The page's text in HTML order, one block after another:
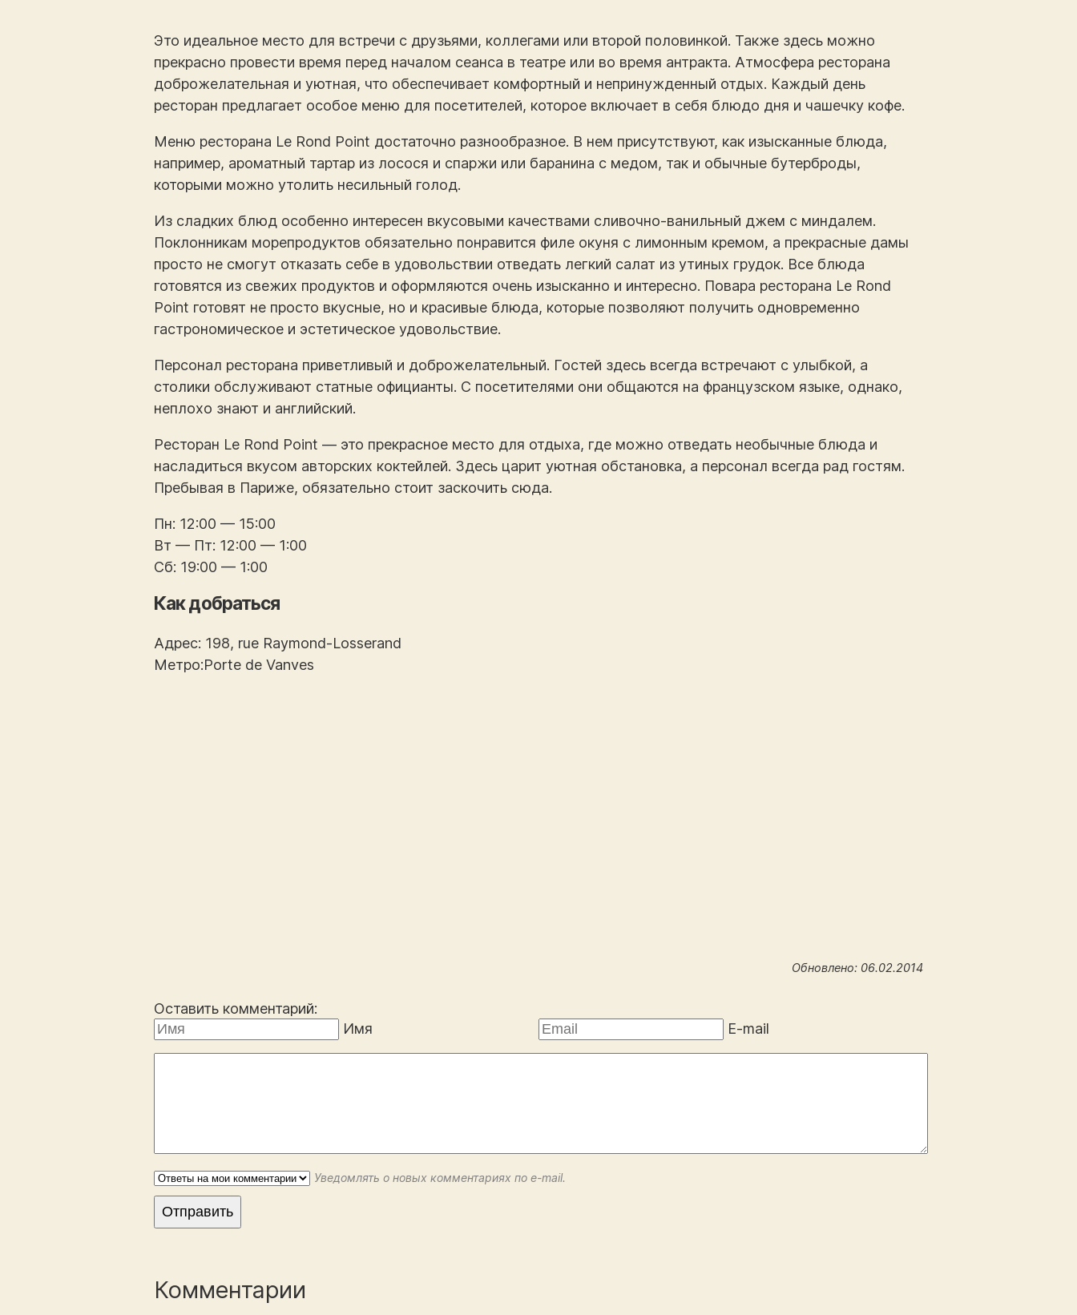
Это идеальное место для встречи с друзьями, коллегами или второй половинкой. Также здесь можно
прекрасно провести время перед началом сеанса в театре или во время антракта. Атмосфера ресторана
доброжелательная и уютная, что обеспечивает комфортный и непринужденный отдых. Каждый день
ресторан предлагает особое меню для посетителей, которое включает в себя блюдо дня и чашечку кофе.
Меню ресторана Le Rond Point достаточно разнообразное. В нем присутствуют, как изысканные блюда,
например, ароматный тартар из лосося и спаржи или баранина с медом, так и обычные бутерброды,
которыми можно утолить несильный голод.
Из сладких блюд особенно интересен вкусовыми качествами сливочно-ванильный джем с миндалем.
Поклонникам морепродуктов обязательно понравится филе окуня с лимонным кремом, а прекрасные дамы
просто не смогут отказать себе в удовольствии отведать легкий салат из утиных грудок. Все блюда
готовятся из свежих продуктов и оформляются очень изысканно и интересно. Повара ресторана Le Rond
Point готовят не просто вкусные, но и красивые блюда, которые позволяют получить одновременно
гастрономическое и эстетическое удовольствие.
Персонал ресторана приветливый и доброжелательный. Гостей здесь всегда встречают с улыбкой, а
столики обслуживают статные официанты. С посетителями они общаются на французском языке, однако,
неплохо знают и английский.
Ресторан Le Rond Point — это прекрасное место для отдыха, где можно отведать необычные блюда и
насладиться вкусом авторских коктейлей. Здесь царит уютная обстановка, а персонал всегда рад гостям.
Пребывая в Париже, обязательно стоит заскочить сюда.
Пн: 12:00 — 15:00
Вт — Пт: 12:00 — 1:00
Сб: 19:00 — 1:00
Как добраться
Адрес: 198, rue Raymond-Losserand
Метро:Porte de Vanves
Обновлено: 06.02.2014
Оставить комментарий:
Имя
E-mail
Уведомлять о новых комментариях по e-mail.
Комментарии